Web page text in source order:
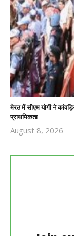
मेरठ में सीएम योगी ने
प्राथमिकता
August 8, 2026